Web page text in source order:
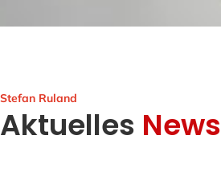
Stefan Ruland
Aktuelles News